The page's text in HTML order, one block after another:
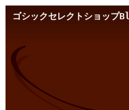
ゴシックセレクトショップ